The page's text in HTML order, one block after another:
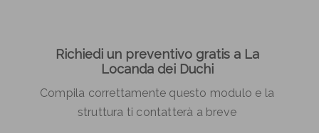
Richiedi un preventivo gratis a La
Locanda dei Duchi
Compila correttamente questo modulo e la
struttura ti contatterà a breve